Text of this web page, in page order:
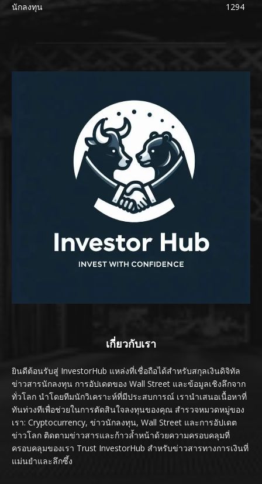
นักลงทุน
1294
เกี่ยวกับเรา
ยินดีต้อนรับสู่ InvestorHub แหล่งที่เชื่อถือได้สำหรับสกุลเงินดิจิทัล
ข่าวสารนักลงทุน การอัปเดตของ Wall Street และข้อมูลเชิงลึกจาก
ทั่วโลก นำโดยทีมนักวิเคราะห์ที่มีประสบการณ์ เรานำเสนอเนื้อหาที่
ทันท่วงทีเพื่อช่วยในการตัดสินใจลงทุนของคุณ สำรวจหมวดหมู่ของ
เรา: Cryptocurrency, ข่าวนักลงทุน, Wall Street และการอัปเดต
ข่าวโลก ติดตามข่าวสารและก้าวล้ำหน้าด้วยความครอบคลุมที่
ครอบคลุมของเรา Trust InvestorHub สำหรับข่าวสารทางการเงินที่
แม่นยำและลึกซึ้ง